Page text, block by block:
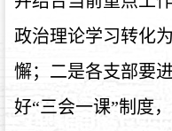
政治理论学习转化
懈；二是各支部要
好“三会一课”制度